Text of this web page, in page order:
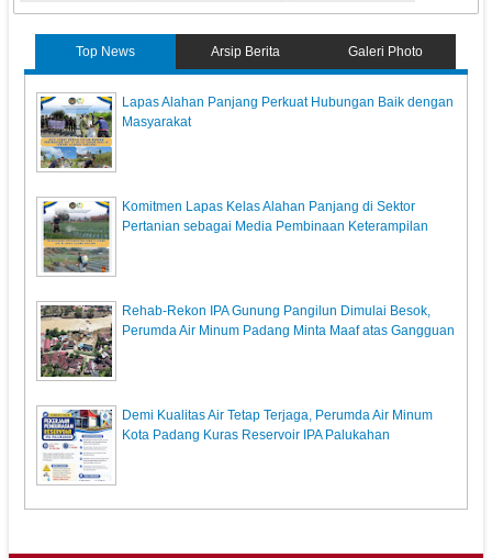
Top News Arsip Berita Galeri Photo
Lapas Alahan Panjang Perkuat Hubungan Baik dengan
Masyarakat
Komitmen Lapas Kelas Alahan Panjang di Sektor
Pertanian sebagai Media Pembinaan Keterampilan
Rehab-Rekon IPA Gunung Pangilun Dimulai Besok,
Perumda Air Minum Padang Minta Maaf atas Gangguan
Demi Kualitas Air Tetap Terjaga, Perumda Air Minum
Kota Padang Kuras Reservoir IPA Palukahan